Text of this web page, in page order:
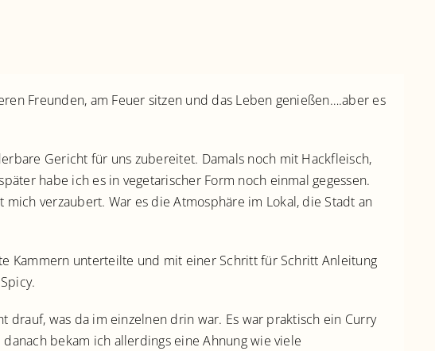
Freunden, am Feuer sitzen und das Leben genießen….aber es
Gericht für uns zubereitet. Damals noch mit Hackfleisch,
habe ich es in vegetarischer Form noch einmal gegessen.
verzaubert. War es die Atmosphäre im Lokal, die Stadt an
Kammern unterteilte und mit einer Schritt für Schritt Anleitung
was da im einzelnen drin war. Es war praktisch ein Curry
bekam ich allerdings eine Ahnung wie viele